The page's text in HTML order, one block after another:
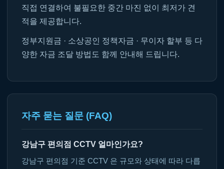
직접 연결하여 불필요한 중간 마진 없이 최저가 견
적을 제공합니다.
정부지원금 · 소상공인 정책자금 · 무이자 할부 등 다
양한 자금 조달 방법도 함께 안내해 드립니다.
자주 묻는 질문 (FAQ)
강남구 편의점 CCTV 얼마인가요?
강남구 편의점 기준 CCTV 은 규모와 상태에 따라 다릅